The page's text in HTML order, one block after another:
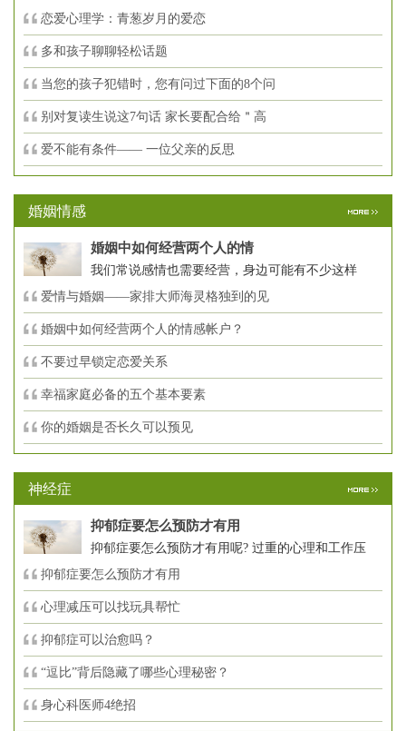
恋爱心理学：青葱岁月的爱恋
多和孩子聊聊轻松话题
当您的孩子犯错时，您有问过下面的8个问
别对复读生说这7句话 家长要配合给＂高
爱不能有条件—— 一位父亲的反思
婚姻情感
婚姻中如何经营两个人的情
我们常说感情也需要经营，身边可能有不少这样
爱情与婚姻——家排大师海灵格独到的见
婚姻中如何经营两个人的情感帐户？
不要过早锁定恋爱关系
幸福家庭必备的五个基本要素
你的婚姻是否长久可以预见
神经症
抑郁症要怎么预防才有用
抑郁症要怎么预防才有用呢? 过重的心理和工作压
抑郁症要怎么预防才有用
心理减压可以找玩具帮忙
抑郁症可以治愈吗？
“逗比”背后隐藏了哪些心理秘密？
身心科医师4绝招